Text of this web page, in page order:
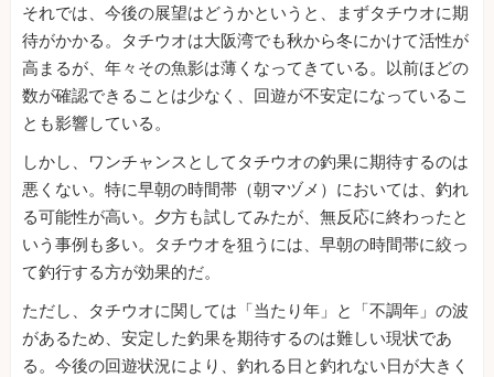
それでは、今後の展望はどうかというと、まずタチウオに期
待がかかる。タチウオは大阪湾でも秋から冬にかけて活性が
高まるが、年々その魚影は薄くなってきている。以前ほどの
数が確認できることは少なく、回遊が不安定になっているこ
とも影響している。
しかし、ワンチャンスとしてタチウオの釣果に期待するのは
悪くない。特に早朝の時間帯（朝マヅメ）においては、釣れ
る可能性が高い。夕方も試してみたが、無反応に終わったと
いう事例も多い。タチウオを狙うには、早朝の時間帯に絞っ
て釣行する方が効果的だ。
ただし、タチウオに関しては「当たり年」と「不調年」の波
があるため、安定した釣果を期待するのは難しい現状であ
る。今後の回遊状況により、釣れる日と釣れない日が大きく